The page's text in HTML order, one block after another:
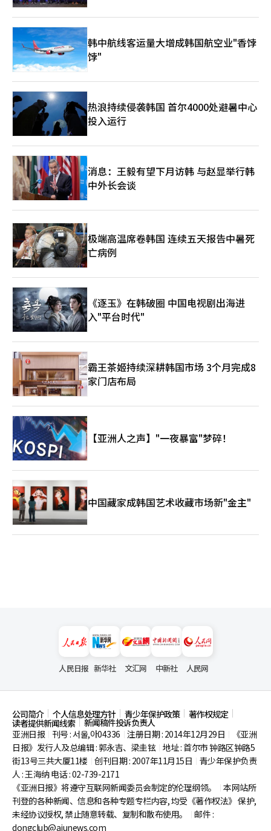
韩中航线客运量大增成韩国航空业"香饽
饽"
热浪持续侵袭韩国 首尔4000处避暑中心
投入运行
消息：王毅有望下月访韩 与赵显举行韩
中外长会谈
极端高温席卷韩国 连续五天报告中暑死
亡病例
《逐玉》在韩破圈 中国电视剧出海进
入"平台时代"
霸王茶姬持续深耕韩国市场 3个月完成8
家门店布局
【亚洲人之声】"一夜暴富"梦碎！
中国藏家成韩国艺术收藏市场新"金主"
人民日报 新华社 文汇网 中新社 人民网
公司简介 个人信息处理方针 青少年保护政策 著作权规定
读者提供新闻线索
新闻稿件投诉负责人
亚洲日报
刊号 : 서울,아04336 注册日期 : 2014年12月29日
《亚洲
日报》发行人及总编辑 : 郭永吉、梁圭铉 地址 : 首尔市钟路区钟路5
街13号三共大厦11楼 创刊日期 : 2007年11月15日
青少年保护负责
人 : 王海纳 电话 : 02-739-2171
《亚洲日报》将遵守互联网新闻委员会制定的伦理纲领。
本网站所
刊登的各种新闻、信息和各种专题专栏内容, 均受《著作权法》 保护,
未经协议授权, 禁止随意转载、复制和散布使用。
邮件 :
dongclub@ajunews.com